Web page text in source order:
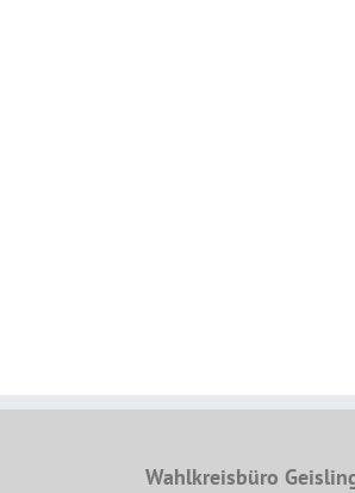
Wahlkreisbüro